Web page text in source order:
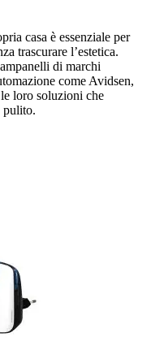
casa è essenziale per
trascurare l’estetica.
di marchi
come Avidsen,
loro soluzioni che
pulito.